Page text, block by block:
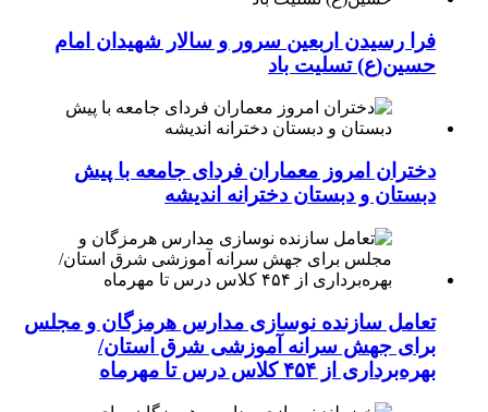
فرا رسیدن اربعین سرور و سالار شهیدان امام
حسین(ع) تسلیت باد
دختران امروز معماران فردای جامعه با پیش
دبستان و دبستان دخترانه اندیشه
تعامل سازنده نوسازی مدارس هرمزگان و مجلس
برای جهش سرانه آموزشی شرق استان/
بهره‌برداری از ۴۵۴ کلاس درس تا مهرماه